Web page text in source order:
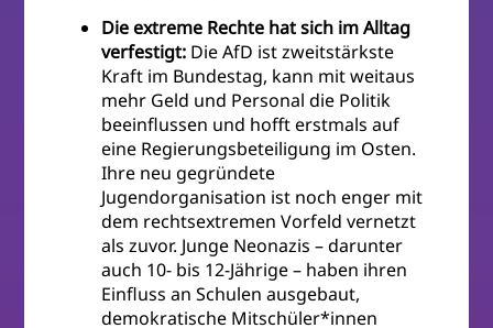
Die extreme Rechte hat sich im Alltag
verfestigt: Die AfD ist zweitstärkste
Kraft im Bundestag, kann mit weitaus
mehr Geld und Personal die Politik
beeinflussen und hofft erstmals auf
eine Regierungsbeteiligung im Osten.
Ihre neu gegründete
Jugendorganisation ist noch enger mit
dem rechtsextremen Vorfeld vernetzt
als zuvor. Junge Neonazis – darunter
auch 10- bis 12-Jährige – haben ihren
Einfluss an Schulen ausgebaut,
demokratische Mitschüler*innen